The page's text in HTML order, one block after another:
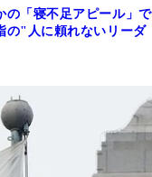
「寝不足アピール」で
の"人に頼れないリーダ